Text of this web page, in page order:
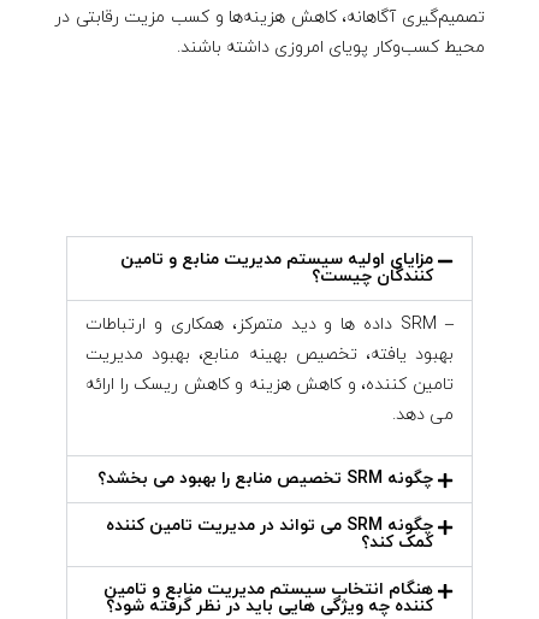
تصمیم‌گیری آگاهانه، کاهش هزینه‌ها و کسب مزیت رقابتی در
محیط کسب‌وکار پویای امروزی داشته باشند.
مزایای اولیه سیستم مدیریت منابع و تامین
کنندگان چیست؟
– SRM داده ها و دید متمرکز، همکاری و ارتباطات
بهبود یافته، تخصیص بهینه منابع، بهبود مدیریت
تامین کننده، و کاهش هزینه و کاهش ریسک را ارائه
می دهد.
چگونه SRM تخصیص منابع را بهبود می بخشد؟
چگونه SRM می تواند در مدیریت تامین کننده
کمک کند؟
هنگام انتخاب سیستم مدیریت منابع و تامین
کننده چه ویژگی هایی باید در نظر گرفته شود؟